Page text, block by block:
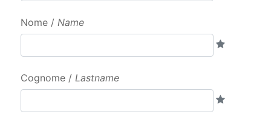
Nome / Name
Cognome / Lastname